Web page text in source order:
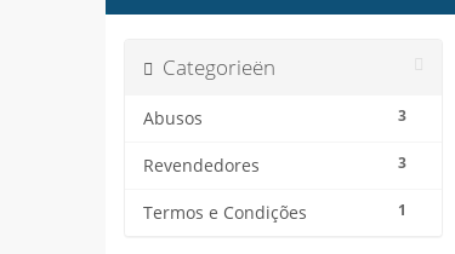
Categorieën
3
Abusos
3
Revendedores
1
Termos e Condições